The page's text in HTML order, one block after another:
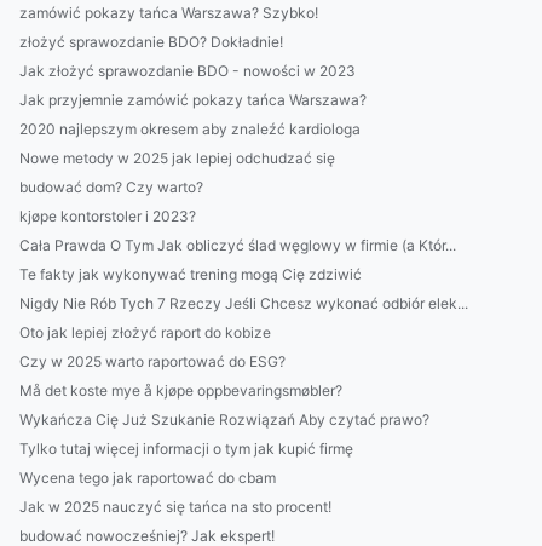
zamówić pokazy tańca Warszawa? Szybko!
złożyć sprawozdanie BDO? Dokładnie!
Jak złożyć sprawozdanie BDO - nowości w 2023
Jak przyjemnie zamówić pokazy tańca Warszawa?
2020 najlepszym okresem aby znaleźć kardiologa
Nowe metody w 2025 jak lepiej odchudzać się
budować dom? Czy warto?
kjøpe kontorstoler i 2023?
Cała Prawda O Tym Jak obliczyć ślad węglowy w firmie (a Któr...
Te fakty jak wykonywać trening mogą Cię zdziwić
Nigdy Nie Rób Tych 7 Rzeczy Jeśli Chcesz wykonać odbiór elek...
Oto jak lepiej złożyć raport do kobize
Czy w 2025 warto raportować do ESG?
Må det koste mye å kjøpe oppbevaringsmøbler?
Wykańcza Cię Już Szukanie Rozwiązań Aby czytać prawo?
Tylko tutaj więcej informacji o tym jak kupić firmę
Wycena tego jak raportować do cbam
Jak w 2025 nauczyć się tańca na sto procent!
budować nowocześniej? Jak ekspert!